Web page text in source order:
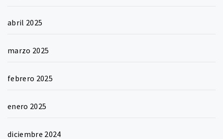
abril 2025
marzo 2025
febrero 2025
enero 2025
diciembre 2024